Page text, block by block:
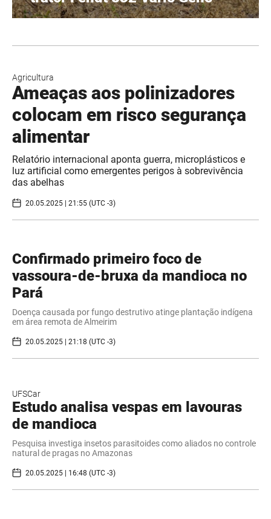
Agricultura
Ameaças aos polinizadores
colocam em risco segurança
alimentar
Relatório internacional aponta guerra, microplásticos e
luz artificial como emergentes perigos à sobrevivência
das abelhas
20.05.2025 | 21:55 (UTC -3)
Confirmado primeiro foco de
vassoura-de-bruxa da mandioca no
Pará
Doença causada por fungo destrutivo atinge plantação indígena
em área remota de Almeirim
20.05.2025 | 21:18 (UTC -3)
UFSCar
Estudo analisa vespas em lavouras
de mandioca
Pesquisa investiga insetos parasitoides como aliados no controle
natural de pragas no Amazonas
20.05.2025 | 16:48 (UTC -3)